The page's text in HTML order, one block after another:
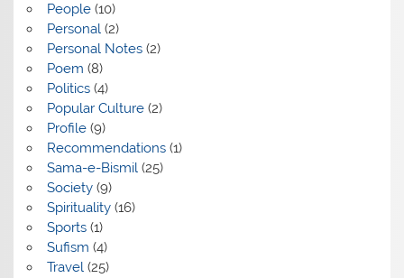
People(10)
Personal(2)
Personal Notes(2)
Poem (8)
Politics(4)
Popular Culture(2)
Profile(9)
Recommendations(1)
Sama-e-Bismil(25)
Society(9)
Spirituality(16)
Sports(1)
Sufism (4)
Travel(25)